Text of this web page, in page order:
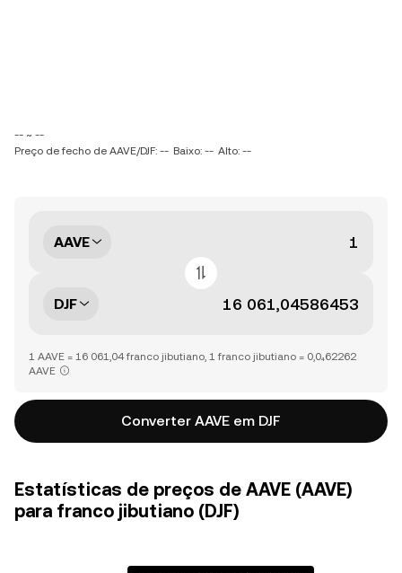
-- ~ --
Preço de fecho de AAVE/DJF: -- Baixo: -- Alto: --
AAVE
DJF
1 AAVE = 16 061,04 franco jibutiano, 1 franco jibutiano = 0,0₄62262
AAVE
Converter AAVE em DJF
Estatísticas de preços de AAVE (AAVE)
para franco jibutiano (DJF)